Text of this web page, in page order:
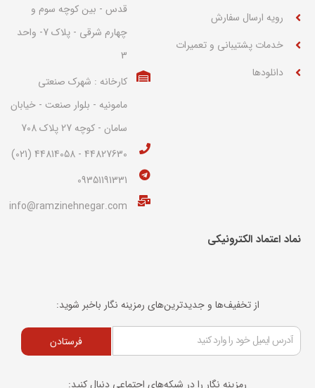
رویه ارسال سفارش
خدمات پشتیبانی و تعمیرات
دانلودها
قدس - بین کوچه سوم و
چهارم شرقی - پلاک 7- واحد
3
کارخانه : شهرک صنعتی
مامونیه - بلوار صنعت - خیابان
سامان - کوچه 27 پلاک 708
44827630 - 44814058 (021)
09351191331
info@ramzinehnegar.com
نماد اعتماد الکترونیکی​
از تخفیف‌ها و جدیدترین‌های رمزینه نگار باخبر شوید:
فرستادن
رمزینه نگار را در شبکه‌های اجتماعی دنبال کنید: